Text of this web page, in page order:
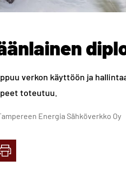
verkon käyttöön ja
toteutuu.
Energia Sähköverkko Oy